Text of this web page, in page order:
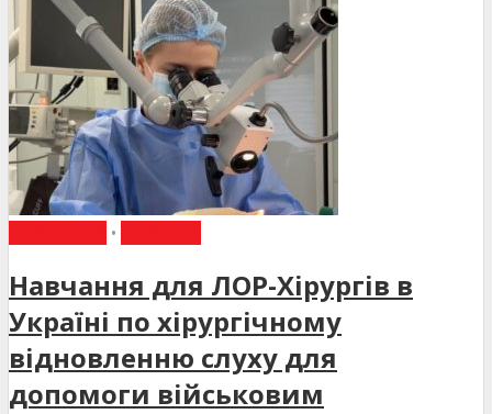
•
Навчання для ЛОР-Хірургів в
Україні по хірургічному
відновленню слуху для
допомоги військовим